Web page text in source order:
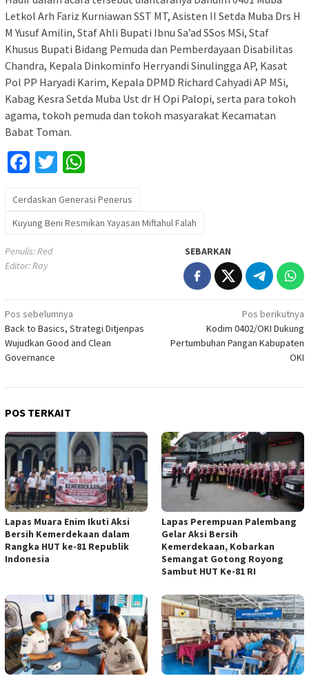
Letkol Arh Fariz Kurniawan SST MT, Asisten II Setda Muba Drs H
M Yusuf Amilin, Staf Ahli Bupati Ibnu Sa’ad SSos MSi, Staf
Khusus Bupati Bidang Pemuda dan Pemberdayaan Disabilitas
Chandra, Kepala Dinkominfo Herryandi Sinulingga AP, Kasat
Pol PP Haryadi Karim, Kepala DPMD Richard Cahyadi AP MSi,
Kabag Kesra Setda Muba Ust dr H Opi Palopi, serta para tokoh
agama, tokoh pemuda dan tokoh masyarakat Kecamatan
Babat Toman.
Facebook
Twitter
Cerdaskan Generasi Penerus
Kuyung Beni Resmikan Yayasan Miftahul Falah
Penulis: Red
Editor: Ray
SEBARKAN
Navigasi
pos
Pos sebelumnya
Back to Basics, Strategi Ditjenpas
Wujudkan Good and Clean
Governance
Pos berikutnya
Kodim 0402/OKI Dukung
Pertumbuhan Pangan Kabupaten
OKI
POS TERKAIT
Lapas Muara Enim Ikuti Aksi
Bersih Kemerdekaan dalam
Rangka HUT ke-81 Republik
Indonesia
Lapas Perempuan Palembang
Gelar Aksi Bersih
Kemerdekaan, Kobarkan
Semangat Gotong Royong
Sambut HUT Ke-81 RI